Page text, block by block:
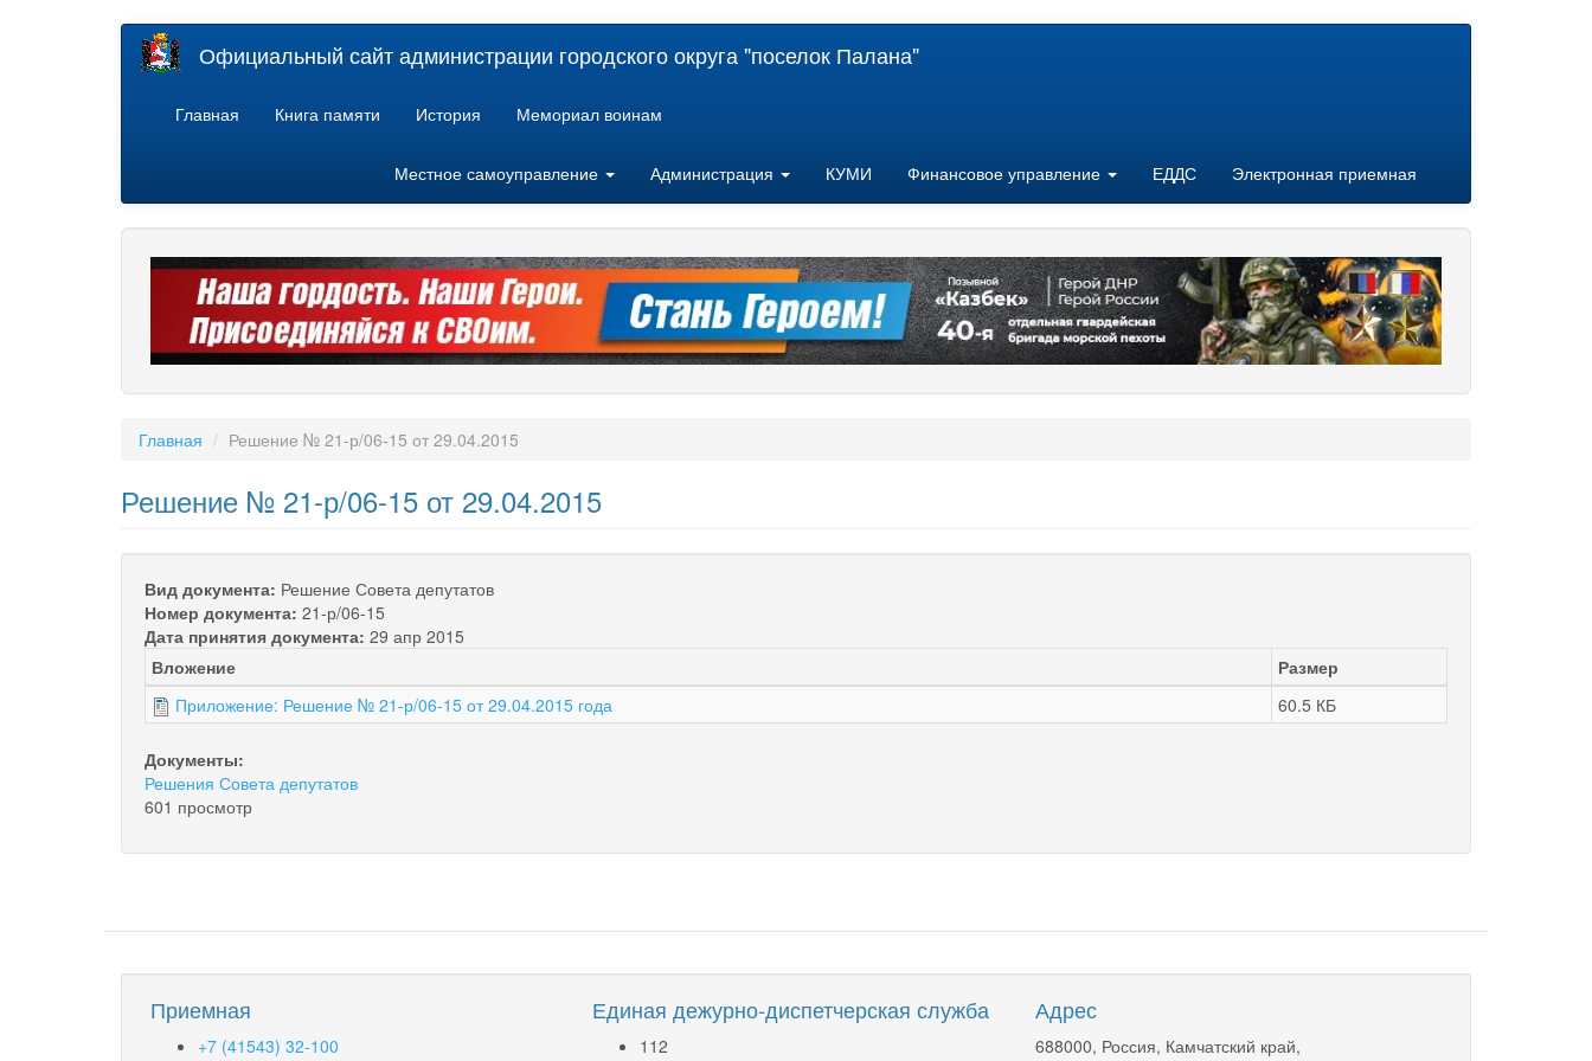
Официальный сайт администрации городского округа "поселок Палана"
Главная Книга памяти История Мемориал воинам
Местное самоуправление Администрация КУМИ Финансовое управление ЕДДС Электронная приемная
Главная Решение № 21-р/06-15 от 29.04.2015
Решение № 21-р/06-15 от 29.04.2015
Вид документа: Решение Совета депутатов
Номер документа: 21-р/06-15
Дата принятия документа: 29 апр 2015
Вложение
Размер
Приложение: Решение № 21-р/06-15 от 29.04.2015 года
60.5 КБ
Документы:
Решения Совета депутатов
601 просмотр
Приемная
+7 (41543) 32-100
Единая дежурно-диспетчерская служба
112
Адрес
688000, Россия, Камчатский край,